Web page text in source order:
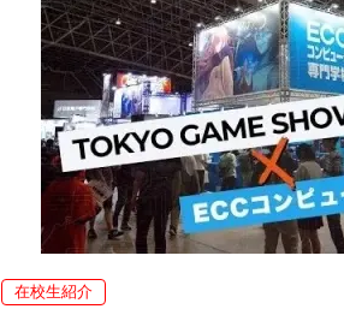
在校生紹介